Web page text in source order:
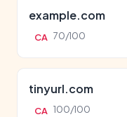
example.com
CA 70/100
tinyurl.com
CA 100/100